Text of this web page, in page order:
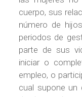
cuerpo, sus
número de
periodos de
parte de sus
iniciar o
empleo, o
cual supone un